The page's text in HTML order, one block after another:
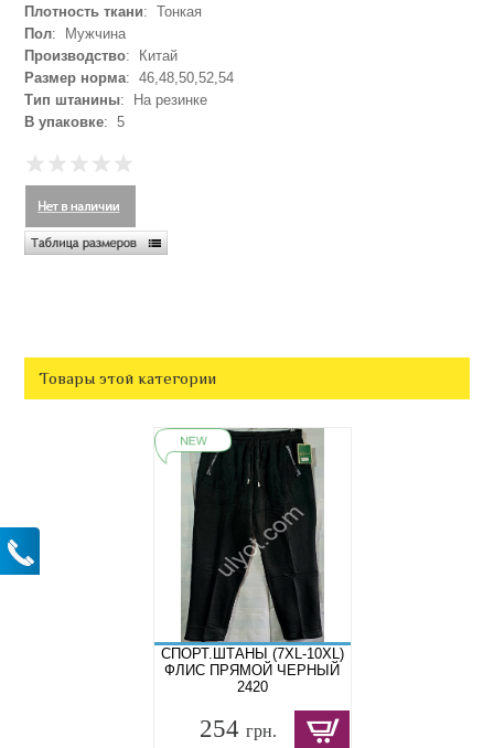
Плотность ткани: Тонкая
Пол: Мужчина
Производство: Китай
Размер норма: 46,48,50,52,54
Тип штанины: На резинке
В упаковке: 5
Товары этой категории
СПОРТ.ШТАНЫ (7XL-10XL)
ФЛИС ПРЯМОЙ ЧЕРНЫЙ
2420
254 грн.